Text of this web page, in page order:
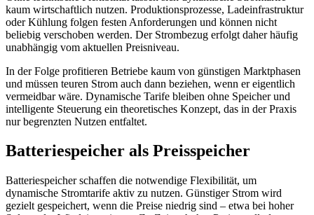
kaum wirtschaftlich nutzen. Produktionsprozesse, Ladeinfrastruktur
oder Kühlung folgen festen Anforderungen und können nicht
beliebig verschoben werden. Der Strombezug erfolgt daher häufig
unabhängig vom aktuellen Preisniveau.
In der Folge profitieren Betriebe kaum von günstigen Marktphasen
und müssen teuren Strom auch dann beziehen, wenn er eigentlich
vermeidbar wäre. Dynamische Tarife bleiben ohne Speicher und
intelligente Steuerung ein theoretisches Konzept, das in der Praxis
nur begrenzten Nutzen entfaltet.
Batteriespeicher als Preisspeicher
Batteriespeicher schaffen die notwendige Flexibilität, um
dynamische Stromtarife aktiv zu nutzen. Günstiger Strom wird
gezielt gespeichert, wenn die Preise niedrig sind – etwa bei hoher